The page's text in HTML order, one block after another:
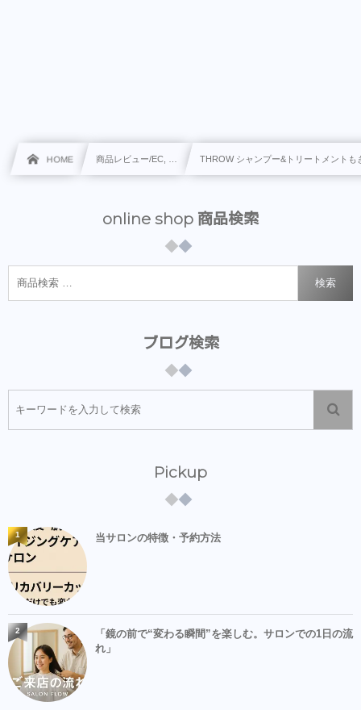
HOME 商品レビュー/EC, … THROW シャンプー&トリートメントも
online shop 商品検索
検索
ブログ検索
Pickup
当サロンの特徴・予約方法
1
「鏡の前で“変わる瞬間”を楽しむ。サロンでの1日の流
れ」
2